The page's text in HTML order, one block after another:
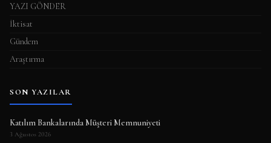
YAZI GÖNDER
İktisat
Gündem
Araştırma
SON YAZILAR
Katılım Bankalarında Müşteri Memnuniyeti
3 Ağustos 2026